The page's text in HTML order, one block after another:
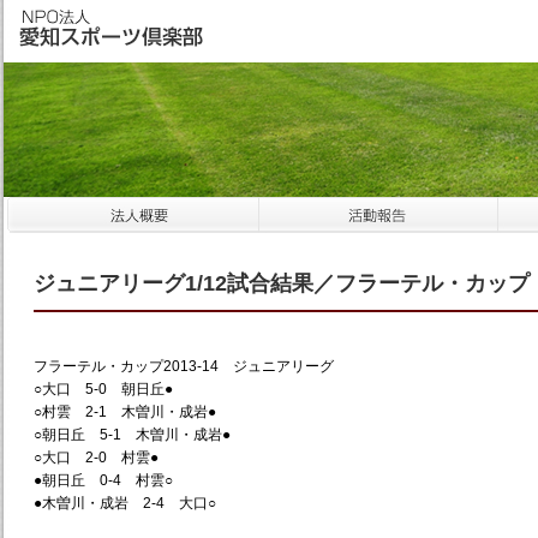
ジュニアリーグ1/12試合結果／フラーテル・カップ
フラーテル・カップ2013-14 ジュニアリーグ
○大口 5-0 朝日丘●
○村雲 2-1 木曽川・成岩●
○朝日丘 5-1 木曽川・成岩●
○大口 2-0 村雲●
●朝日丘 0-4 村雲○
●木曽川・成岩 2-4 大口○